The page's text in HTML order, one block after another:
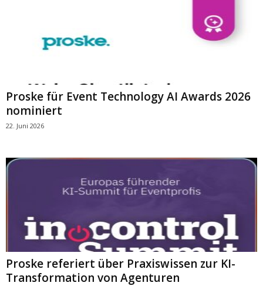
Proske für Event Technology AI Awards 2026
nominiert
22. Juni 2026
Proske referiert über Praxiswissen zur KI-
Transformation von Agenturen